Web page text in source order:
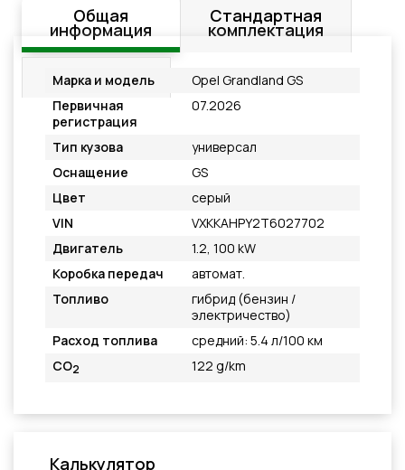
Общая
информация
Стандартная
комплектация
Подробнее
Марка и модель
Opel Grandland GS
Первичная
регистрация
07.2026
Тип кузова
универсал
Оснащение
GS
Цвет
серый
VIN
VXKKAHPY2T6027702
Двигатель
1.2, 100 kW
Коробка передач
автомат.
Топливо
гибрид (бензин /
электричество)
Расход топлива
средний: 5.4 л/100 км
CO2 122 g/km
Калькулятор